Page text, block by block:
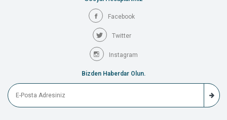
Facebook
Twitter
Instagram
Bizden Haberdar Olun.